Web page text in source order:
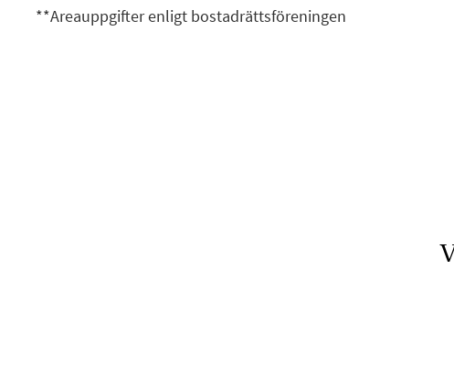
**Areauppgifter enligt bostadrättsföreningen